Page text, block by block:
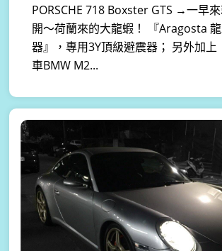
​PORSCHE 718 Boxster GTS →一早
開～荷蘭來的大龍蝦！ 『Aragosta
器』，專用3Y頂級避震器； 另外加上
車BMW M2...